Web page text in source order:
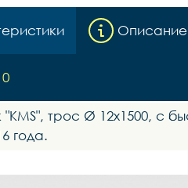
Описание
0
трос Ø 12х1500, с
года.